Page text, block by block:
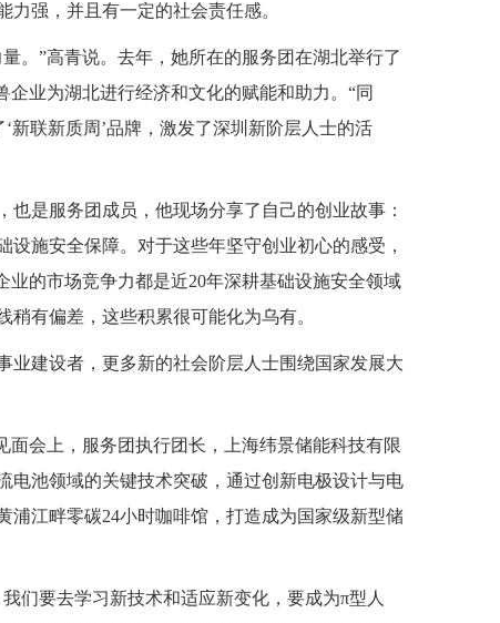
强，并且有一定的社会责任感。
。”高青说。去年，她所在的服务团在湖北举行了
业为湖北进行经济和文化的赋能和助力。“同
新联新质周’品牌，激发了深圳新阶层人士的活
是服务团成员，他现场分享了自己的创业故事：
施安全保障。对于这些年坚守创业初心的感受，
的市场竞争力都是近20年深耕基础设施安全领域
有偏差，这些积累很可能化为乌有。
业建设者，更多新的社会阶层人士围绕国家发展大
面会上，服务团执行团长，上海纬景储能科技有限
电池领域的关键技术突破，通过创新电极设计与电
江畔零碳24小时咖啡馆，打造成为国家级新型储
们要去学习新技术和适应新变化，要成为π型人